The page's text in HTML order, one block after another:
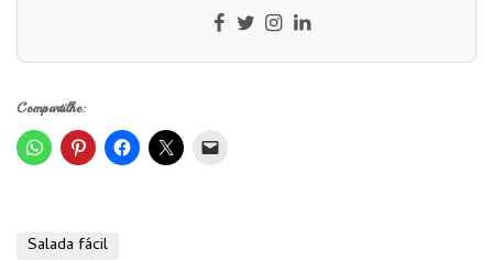
Compartilhe:
Salada fácil